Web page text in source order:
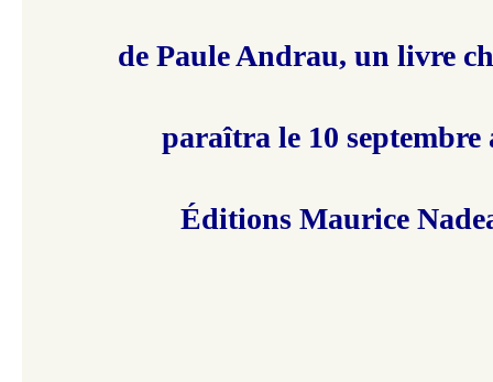
de Paule Andrau, un livre
paraîtra le 10 septembre
Éditions Maurice